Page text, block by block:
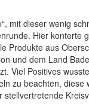
mit dieser wenig
Hier konterte
Produkte aus
und dem Land
Viel Positives
zu beachten,